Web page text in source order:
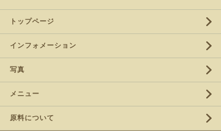
トップページ
インフォメーション
写真
メニュー
原料について